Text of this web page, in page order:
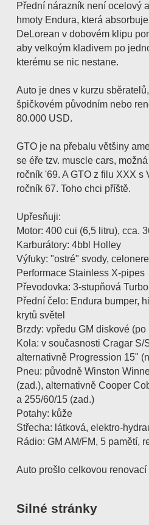
Přední nárazník není ocelový
hmoty Endura, která
DeLorean v dobovém klipu
aby velkoým kladivem po
kterému se nic nestane.
Auto je dnes v kurzu
špičkovém původním nebo
80.000 USD.
GTO je na přebalu většiny
se éře tzv. muscle cars,
ročník '69. A GTO z filu XXX
ročník 67. Toho chci příště.
Upřesňuji:
Motor: 400 cui (6,5 litru), cca.
Karburátory: 4bbl Holley
Výfuky: "ostré" svody,
Performace Stainless X-pipes
Převodovka: 3-stupňová
Přední čelo: Endura bumper,
krytů světel
Brzdy: vpředu GM diskové
Kola: v současnosti Cragar S/
alternativně Progression 15"
Pneu: původně Winston
(zad.), alternativně Cooper
a 255/60/15 (zad.)
Potahy: kůže
Střecha: látková, elektro-
Rádio: GM AM/FM, 5 pamětí,
Auto prošlo celkovou
Silné stránky